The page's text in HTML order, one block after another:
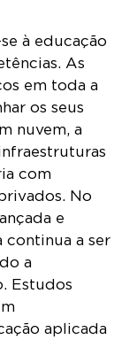
à educação
As
em toda a
os seus
nuvem, a
com
No
e
a ser
a
Estudos
aplicada